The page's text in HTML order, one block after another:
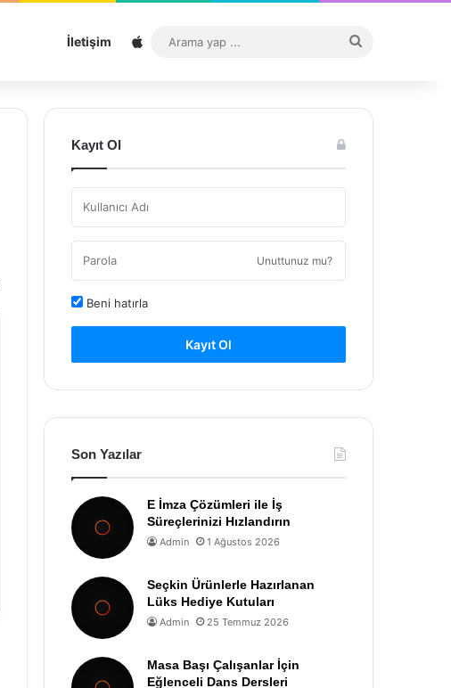
İletişim Sitemap
...
Kayıt Ol
Unuttunuz mu?
Beni hatırla
Kayıt Ol
Son Yazılar
E İmza Çözümleri ile İş
Süreçlerinizi Hızlandırın
Admin 1 Ağustos 2026
Seçkin Ürünlerle Hazırlanan
Lüks Hediye Kutuları
Admin 25 Temmuz 2026
Masa Başı Çalışanlar İçin
Eğlenceli Dans Dersleri